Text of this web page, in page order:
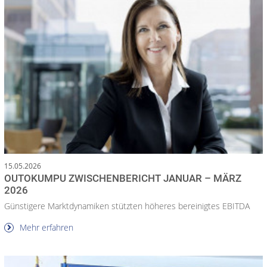
15.05.2026
OUTOKUMPU ZWISCHENBERICHT JANUAR – MÄRZ
2026
Günstigere Marktdynamiken stützten höheres bereinigtes EBITDA
Mehr erfahren